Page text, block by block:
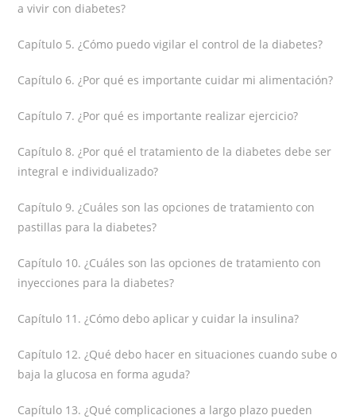
a vivir con diabetes?
Capítulo 5. ¿Cómo puedo vigilar el control de la diabetes?
Capítulo 6. ¿Por qué es importante cuidar mi alimentación?
Capítulo 7. ¿Por qué es importante realizar ejercicio?
Capítulo 8. ¿Por qué el tratamiento de la diabetes debe ser
integral e individualizado?
Capítulo 9. ¿Cuáles son las opciones de tratamiento con
pastillas para la diabetes?
Capítulo 10. ¿Cuáles son las opciones de tratamiento con
inyecciones para la diabetes?
Capítulo 11. ¿Cómo debo aplicar y cuidar la insulina?
Capítulo 12. ¿Qué debo hacer en situaciones cuando sube o
baja la glucosa en forma aguda?
Capítulo 13. ¿Qué complicaciones a largo plazo pueden